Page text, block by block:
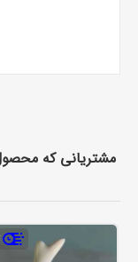
مشتریانی که